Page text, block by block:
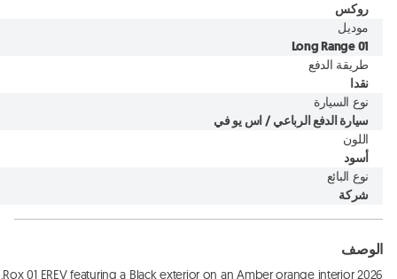
روكس
موديل
01 Long Range
طريقة الدفع
نقدا
نوع السيارة
سيارة الدفع الرباعي / اس يو في
اللون
أسود
نوع البائع
شركة
الوصف